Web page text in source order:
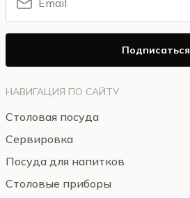
НАВИГАЦИЯ ПО САЙТУ
Столовая посуда
Сервировка
Посуда для напитков
Столовые приборы
Подписаться